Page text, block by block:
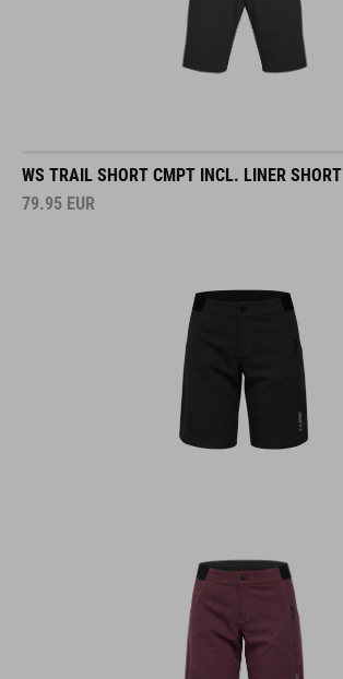
WS TRAIL SHORT CMPT INCL. LINER SHORT
79.95 EUR